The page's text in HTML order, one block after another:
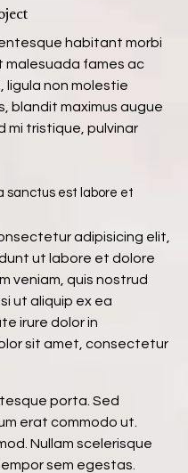
habitant morbi
fames ac
ligula non molestie
blandit maximus augue
mi tristique, pulvinar
sanctus est labore et
adipisicing elit,
ut labore et dolore
veniam, quis nostrud
ut aliquip ex ea
irure dolor in
sit amet, consectetur
porta. Sed
erat commodo ut.
Nullam scelerisque
sem egestas.